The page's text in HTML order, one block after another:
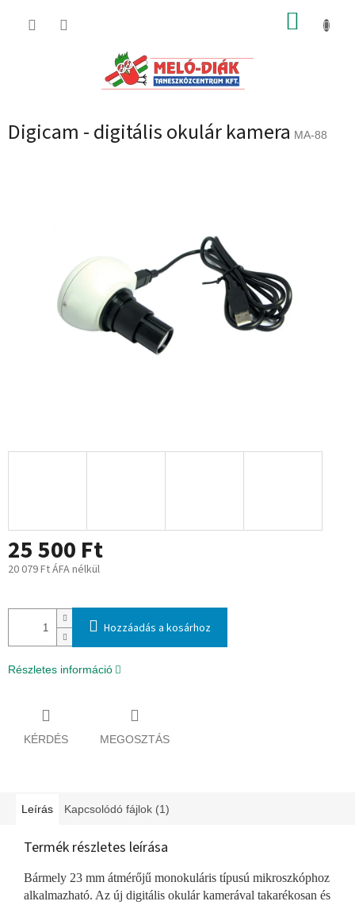
KOSÁR
Digicam - digitális okulár kamera MA-88
25 500 Ft
20 079 Ft ÁFA nélkül
Hozzáadás a kosárhoz
Részletes információ
KÉRDÉS MEGOSZTÁS
Leírás Kapcsolódó fájlok (1)
Termék részletes leírása
Bármely 23 mm átmérőjű monokuláris típusú mikroszkóphoz
alkalmazható. Az új digitális okulár kamerával takarékosan és